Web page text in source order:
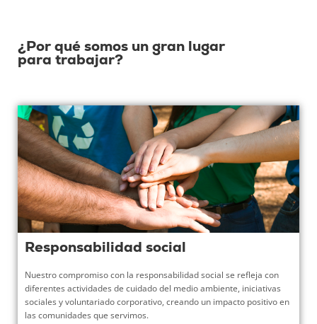
¿Por qué somos un gran lugar
para trabajar?
Responsabilidad social
Nuestro compromiso con la responsabilidad social se refleja con
diferentes actividades de cuidado del medio ambiente, iniciativas
sociales y voluntariado corporativo, creando un impacto positivo en
las comunidades que servimos.